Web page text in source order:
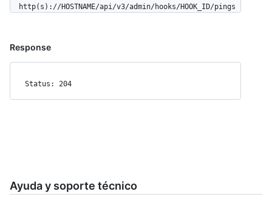
  http(s)://HOSTNAME/api/v3/admin/hooks/HOOK_ID/pings
Response
Status: 204
Ayuda y soporte técnico